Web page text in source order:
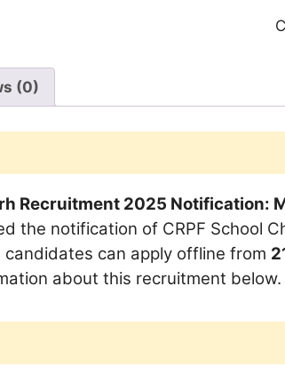
(0)
Recruitment 2025 Notification:
the notification of CRPF School
can apply offline from
about this recruitment below.